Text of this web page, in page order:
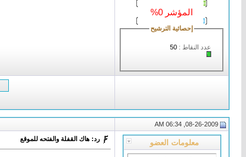
المؤشر 0%
إحصائية الترشيح
عدد النقاط :50
معلومات العضو رد: هاك القفلة والفتحه للموقع